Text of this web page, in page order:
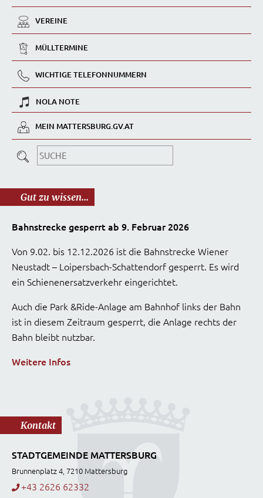
VEREINE
MÜLLTERMINE
WICHTIGE TELEFONNUMMERN
NOLA NOTE
MEIN MATTERSBURG.GV.AT
Gut zu wissen...
Bahnstrecke gesperrt ab 9. Februar 2026
Von 9.02. bis 12.12.2026 ist die Bahnstrecke Wiener
Neustadt – Loipersbach-Schattendorf gesperrt. Es wird
ein Schienenersatzverkehr eingerichtet.
Auch die Park &Ride-Anlage am Bahnhof links der Bahn
ist in diesem Zeitraum gesperrt, die Anlage rechts der
Bahn bleibt nutzbar.
Weitere Infos
Kontakt
STADTGEMEINDE MATTERSBURG
Brunnenplatz 4, 7210 Mattersburg
+43 2626 62332